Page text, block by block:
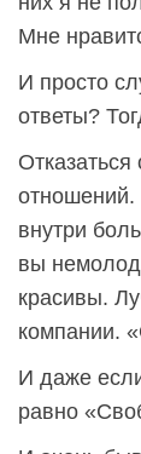
Мне
И просто
ответы?
отношений.
внутри
вы
красивы.
компании.
И даже
равно